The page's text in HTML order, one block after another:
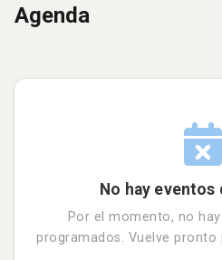
Noticias
Inicio Sesión Alumno/
Inicio Sesión Empresa
Agenda
No hay
Por el momento, no
programados. Vuelve pronto